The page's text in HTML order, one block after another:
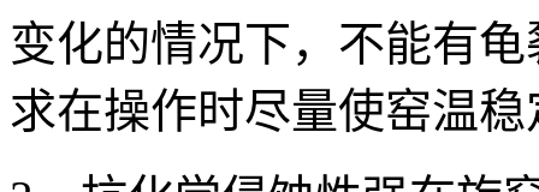
变化的情况下，不能有
求在操作时尽量使窑温